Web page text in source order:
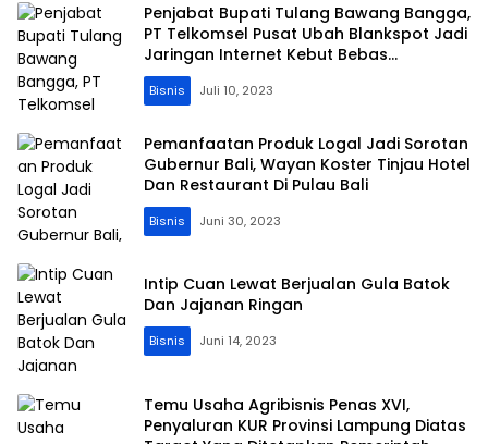
Penjabat Bupati Tulang Bawang Bangga,
PT Telkomsel Pusat Ubah Blankspot Jadi
Jaringan Internet Kebut Bebas
Hambatan
Bisnis Juli 10, 2023
Pemanfaatan Produk Logal Jadi Sorotan
Gubernur Bali, Wayan Koster Tinjau Hotel
Dan Restaurant Di Pulau Bali
Bisnis Juni 30, 2023
Intip Cuan Lewat Berjualan Gula Batok
Dan Jajanan Ringan
Bisnis Juni 14, 2023
Temu Usaha Agribisnis Penas XVI,
Penyaluran KUR Provinsi Lampung Diatas